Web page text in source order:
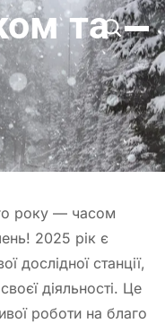
та
року — часом
2025 рік є
дослідної станції,
діяльності. Це
роботи на благо